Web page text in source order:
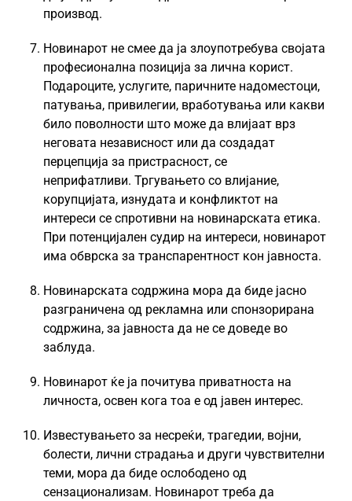
производ.
Новинарот не смее да ја злоупотребува својата
професионална позиција за лична корист.
Подароците, услугите, паричните надоместоци,
патувања, привилегии, вработувања или какви
било поволности што може да влијаат врз
неговата независност или да создадат
перцепција за пристрасност, се
неприфатливи. Тргувањето со влијание,
корупцијата, изнудата и конфликтот на
интереси се спротивни на новинарската етика.
При потенцијален судир на интереси, новинарот
има обврска за транспарентност кон јавноста.
Новинарската содржина мора да биде јасно
разграничена од рекламна или спонзорирана
содржина, за јавноста да не се доведе во
заблуда.
Новинарот ќе ја почитува приватноста на
личноста, освен кога тоа е од јавен интерес.
Известувањето за несреќи, трагедии, војни,
болести, лични страдања и други чувствителни
теми, мора да биде ослободено од
сензационализам. Новинарот треба да